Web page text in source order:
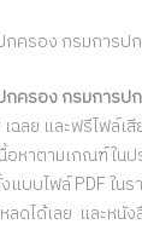
กครอง กรมการ
กครอง กรมการป
ฉลย และฟรีไฟล์
อหาตามเกณฑ์ใน
แบบไฟล์ PDF ใน
ลดได้เลย และหนั